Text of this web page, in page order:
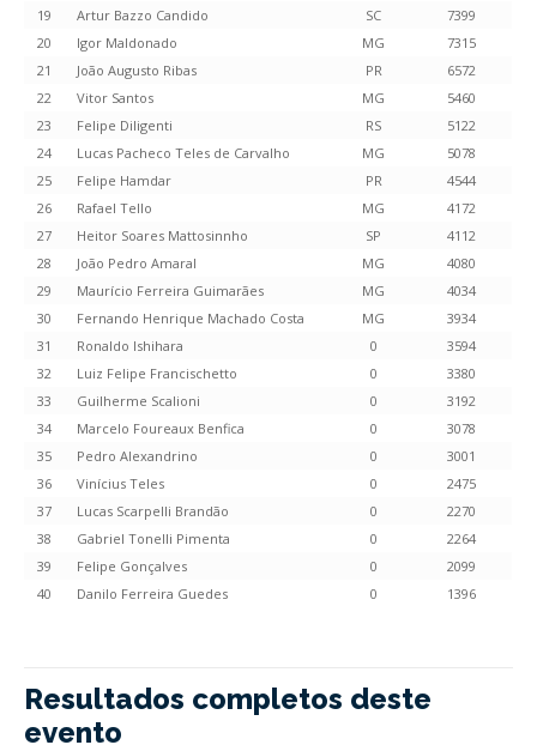
19
Artur Bazzo Candido SC
7399
20
Igor Maldonado MG
7315
21
João Augusto Ribas PR
6572
22
Vitor Santos MG
5460
23
Felipe Diligenti RS
5122
24
Lucas Pacheco Teles de Carvalho MG
5078
25
Felipe Hamdar PR
4544
26
Rafael Tello MG
4172
27
Heitor Soares Mattosinnho SP
4112
28
João Pedro Amaral MG
4080
29
Maurício Ferreira Guimarães MG
4034
30
Fernando Henrique Machado Costa MG
3934
31
Ronaldo Ishihara 0
3594
32
Luiz Felipe Francischetto 0
3380
33
Guilherme Scalioni 0
3192
34
Marcelo Foureaux Benfica 0
3078
35
Pedro Alexandrino 0
3001
36
Vinícius Teles 0
2475
37
Lucas Scarpelli Brandão 0
2270
38
Gabriel Tonelli Pimenta 0
2264
39
Felipe Gonçalves 0
2099
40
Danilo Ferreira Guedes 0 1396
Resultados completos deste
evento